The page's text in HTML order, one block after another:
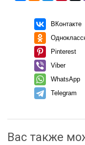
ВКонтакте
Pinterest
Viber
WhatsApp
Telegram
Вас также